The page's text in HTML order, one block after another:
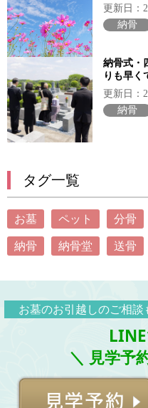
更新日：
納骨
納骨式・
りも早く
更新日：
納骨
タグ一覧
お墓 ペット 分骨
納骨 納骨堂 送骨
お墓のお引越しのご相談
＼ 見学予